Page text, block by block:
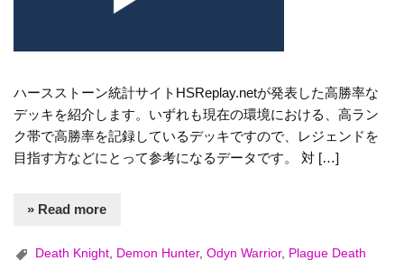
ハースストーン統計サイトHSReplay.netが発表した高勝率な
デッキを紹介します。いずれも現在の環境における、高ラン
ク帯で高勝率を記録しているデッキですので、レジェンドを
目指す方などにとって参考になるデータです。 対 […]
» Read more
Death Knight Demon Hunter,Odyn Warrior, Plague Death